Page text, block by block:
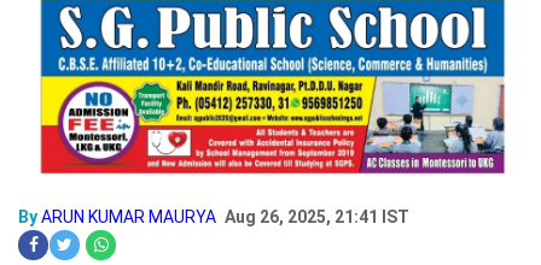
ByARUN KUMAR MAURYA Aug 26, 2025, 21:41 IST